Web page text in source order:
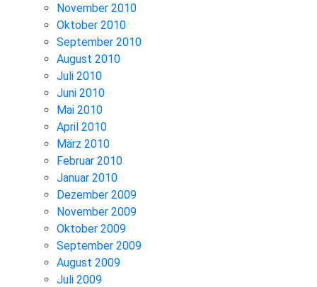
November 2010
Oktober 2010
September 2010
August 2010
Juli 2010
Juni 2010
Mai 2010
April 2010
März 2010
Februar 2010
Januar 2010
Dezember 2009
November 2009
Oktober 2009
September 2009
August 2009
Juli 2009